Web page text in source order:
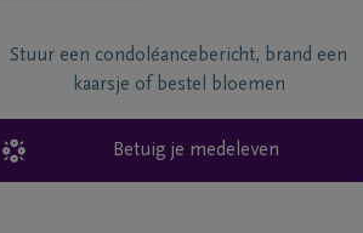
Stuur een condoléancebericht, brand een
kaarsje of bestel bloemen
Betuig je medeleven